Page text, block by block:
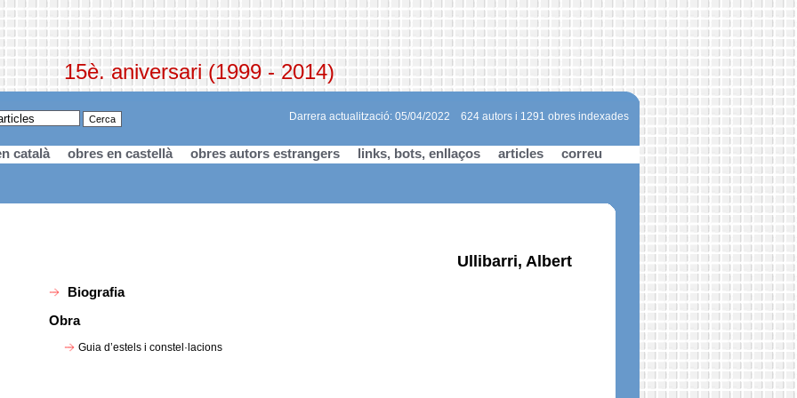
15è. aniversari (1999 - 2014)
624 autors i 1291 obres indexades
Darrera actualització: 05/04/2022
català obres en castellà obres autors estrangers links, bots, enllaços articles correu
Ullibarri, Albert
Biografia
Obra
Guia d’estels i constel·lacions